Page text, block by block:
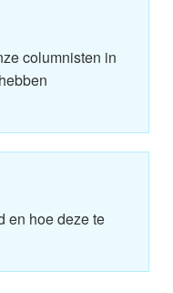
columnisten in
en hoe deze te